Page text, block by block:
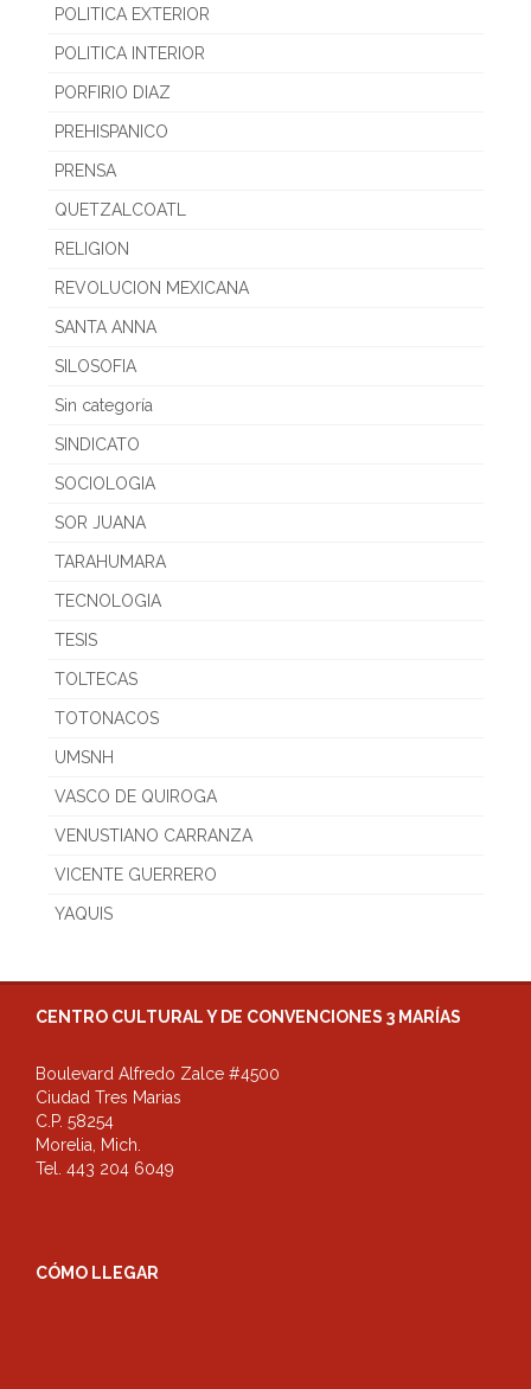
POLITICA EXTERIOR
POLITICA INTERIOR
PORFIRIO DIAZ
PREHISPANICO
PRENSA
QUETZALCOATL
RELIGION
REVOLUCION MEXICANA
SANTA ANNA
SILOSOFIA
Sin categoría
SINDICATO
SOCIOLOGIA
SOR JUANA
TARAHUMARA
TECNOLOGIA
TESIS
TOLTECAS
TOTONACOS
UMSNH
VASCO DE QUIROGA
VENUSTIANO CARRANZA
VICENTE GUERRERO
YAQUIS
CENTRO CULTURAL Y DE CONVENCIONES 3 MARÍAS
Boulevard Alfredo Zalce #4500
Ciudad Tres Marias
C.P. 58254
Morelia, Mich.
Tel. 443 204 6049
CÓMO LLEGAR